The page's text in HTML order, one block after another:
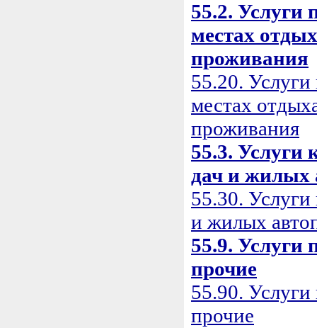
55.2. Услуги
местах
проживания
55.20.
местах
проживания
55.3. Услуги
дач и жилых
55.30.
и жилых
55.9. Услуги
прочие
55.90.
прочие